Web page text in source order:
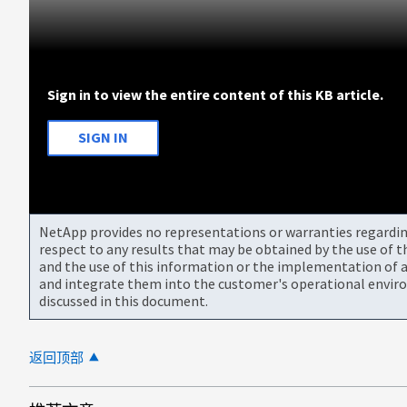
Sign in to view the entire content of this KB article.
SIGN IN
NetApp provides no representations or warranties
respect to any results that may be obtained by the use of
and the use of this information or the implementation of
and integrate them into the customer's operational
discussed in this document.
返回顶部